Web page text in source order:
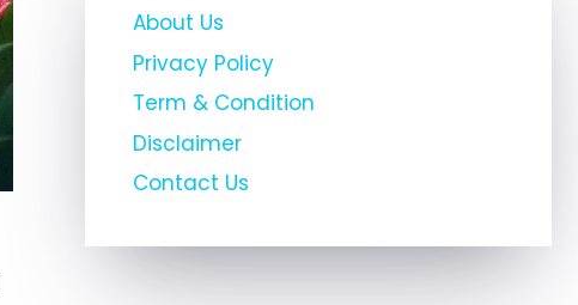
About Us
Privacy Policy
Term & Condition
Disclaimer
Contact Us